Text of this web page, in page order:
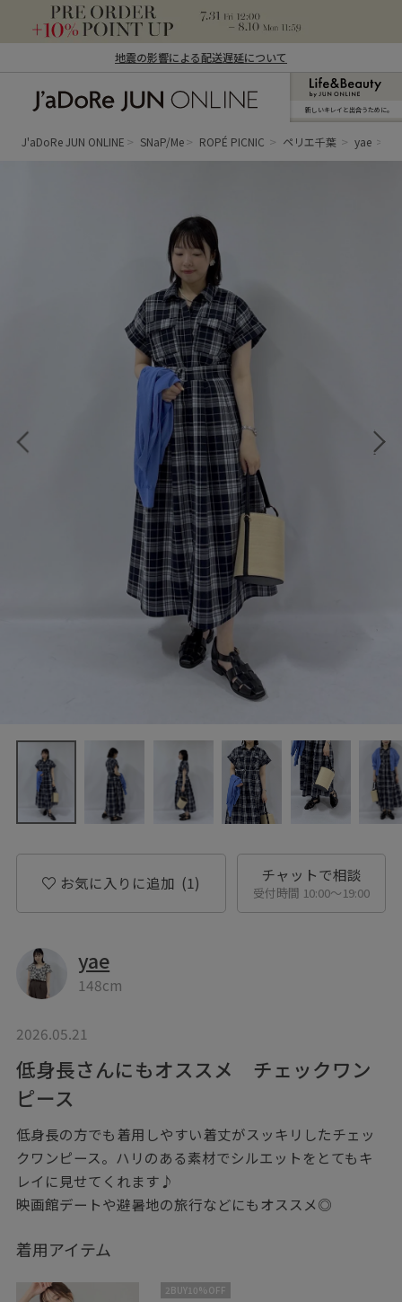
地震の影響による配送遅延について
ン オンライン）
新しいキレイと出合うために。
J'aDoRe JUN ONLINE SNaP/Me ROPÉ PICNIC ペリエ千葉 yae
お気に入りに追加 (1) チャットで相談
受付時間 10:00〜19:00
yae
148cm
2026.05.21
低身長さんにもオススメ チェックワン
ピース
低身長の方でも着用しやすい着丈がスッキリしたチェッ
クワンピース。ハリのある素材でシルエットをとてもキ
レイに見せてくれます♪
映画館デートや避暑地の旅行などにもオススメ◎
着用アイテム
2BUY10%OFF